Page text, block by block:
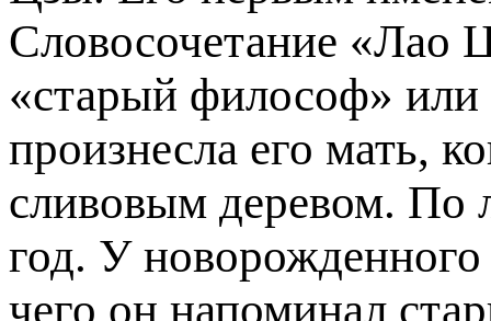
Словосочетание «Лао
«старый философ» или
произнесла его мать,
сливовым деревом. По
год. У
чего он напоминал